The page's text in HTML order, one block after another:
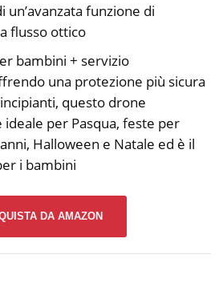
un’avanzata funzione di
flusso ottico
bambini + servizio
una protezione più sicura
questo drone
per Pasqua, feste per
Halloween e Natale ed è il
i bambini
DA AMAZON